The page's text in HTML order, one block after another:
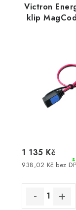
Victron
klip
938,02 Kč bez
1 135 Kč